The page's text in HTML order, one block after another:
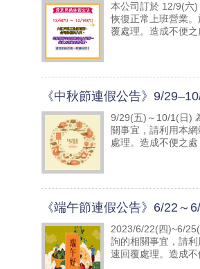
本公司訂於 12/9(六
恢復正常上班營業
覆處理。造成不便之
《中秋節連假公告》9/
9/29(五)～10/1(日)
關事宜，請利用本
處理。造成不便之
《端午節連假公告》6/22～
2023/6/22(四)~6/
詢的相關事宜，請
速回覆處理。造成不